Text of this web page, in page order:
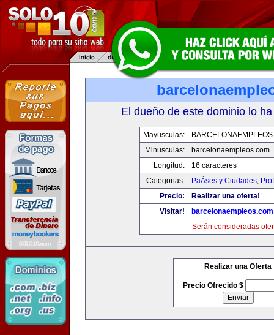
El dueño de este dominio lo
Mayusculas:
Minusculas:
barcelonaempleos.com
Longitud:
16 caracteres
Categorias:
PaÃ­ses y Ciudades,
Precio:
Realizar una oferta!
Visitar!
barcelonaempleos.com
Serán consideradas
Realizar una Oferta
Precio Ofrecido $